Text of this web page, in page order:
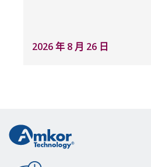
2026 年 8 月 26 日